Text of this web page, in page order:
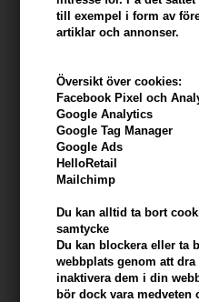
till exempel i form av
artiklar och annonser.
Översikt över cookies:
Facebook Pixel och
Google Analytics
Google Tag Manager
Google Ads
HelloRetail
Mailchimp
Du kan alltid ta bort
samtycke
Du kan blockera eller ta
webbplats genom att
inaktivera dem i din
bör dock vara medveten
John Masters Hair Milk
w/Rose & Apricot 118ml